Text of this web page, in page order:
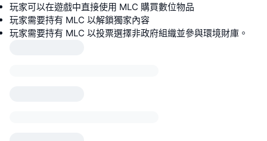
玩家可以在遊戲中直接使用 MLC 購買數位物品
玩家需要持有 MLC 以解鎖獨家內容
玩家需要持有 MLC 以投票選擇非政府組織並參與環境財庫。